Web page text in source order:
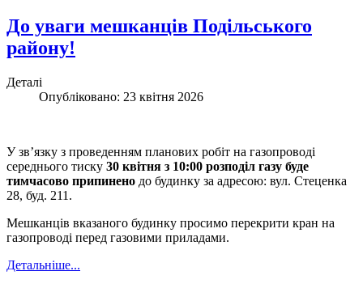
До уваги мешканців Подільського
району!
Деталі
Опубліковано: 23 квітня 2026
У зв’язку з проведенням планових робіт на газопроводі
середнього тиску 30 квітня з 10:00 розподіл газу буде
тимчасово припинено до будинку за адресою: вул. Стеценка
28, буд. 211.
Мешканців вказаного будинку просимо перекрити кран на
газопроводі перед газовими приладами.
Детальніше...